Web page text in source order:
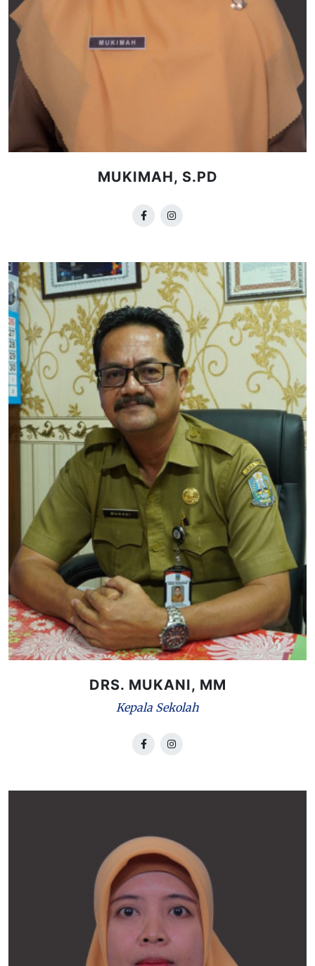
MUKIMAH, S.PD
DRS. MUKANI, MM
Kepala Sekolah